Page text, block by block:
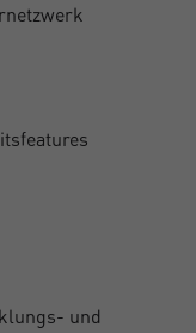
und